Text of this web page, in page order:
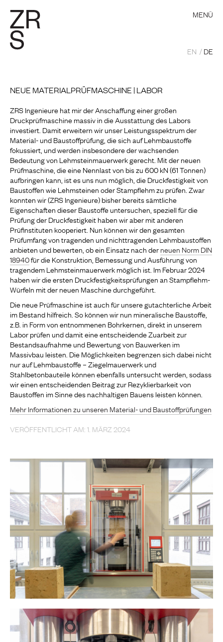
MENÜ
EN DE
NEUE MATERIALPRÜFMASCHINE | LABOR
ZRS Ingenieure hat mir der Anschaffung einer großen
Druckprüfmaschine massiv in die Ausstattung des Labors
investiert. Damit erweitern wir unser Leistungsspektrum der
Material- und Baustoffprüfung, die sich auf Lehmbaustoffe
fokussiert, und werden insbesondere der wachsenden
Bedeutung von Lehmsteinmauerwerk gerecht. Mit der neuen
Prüfmaschine, die eine Nennlast von bis zu 600 kN (61 Tonnen)
aufbringen kann, ist es uns nun möglich, die Druckfestigkeit von
Baustoffen wie Lehmsteinen oder Stampflehm zu prüfen. Zwar
konnten wir (ZRS Ingenieure) bisher bereits sämtliche
Eigenschaften dieser Baustoffe untersuchen, speziell für die
Prüfung der Druckfestigkeit haben wir aber mit anderen
Prüfinstituten kooperiert. Nun können wir den gesamten
Prüfumfang von tragenden und nichttragenden Lehmbaustoffen
anbieten und bewerten, ob ein Einsatz nach derneuen Norm DIN
18940für die Konstruktion, Bemessung und Ausführung von
tragendem Lehmsteinmauerwerk möglich ist. Im Februar 2024
haben wir die ersten Druckfestigkeitsprüfungen an Stampflehm-
Würfeln mit der neuen Maschine durchgeführt.
Die neue Prüfmaschine ist auch für unsere gutachterliche Arbeit
im Bestand hilfreich. So können wir nun mineralische Baustoffe,
z.B. in Form von entnommenen Bohrkernen, direkt in unserem
Labor prüfen und damit eine entscheidende Zuarbeit zur
Bestandsaufnahme und Bewertung von Bauwerken im
Massivbau leisten. Die Möglichkeiten begrenzen sich dabei nicht
nur auf Lehmbaustoffe – Ziegelmauerwerk und
Stahlbetonbauteile können ebenfalls untersucht werden, sodass
wir einen entscheidenden Beitrag zur Rezyklierbarkeit von
Baustoffen im Sinne des nachhaltigen Bauens leisten können.
Mehr Informationen zu unseren Material- und Baustoffprüfungen
VERÖFFENTLICHT AM: 1. MÄRZ 2024